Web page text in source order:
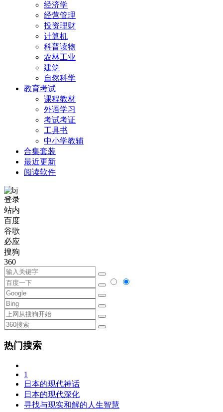
经济学
经营管理
投资理财
计算机
科普读物
农林工业
建筑
自然科学
教育考试
课程教材
外语学习
考试考证
工具书
中小学教辅
合集套装
最近更新
阅读软件
登录
站内
百度
谷歌
必应
搜狗
360
热门搜索
1
日本的现代神话
日本的现代深化
寻找与现实和解的人生智慧